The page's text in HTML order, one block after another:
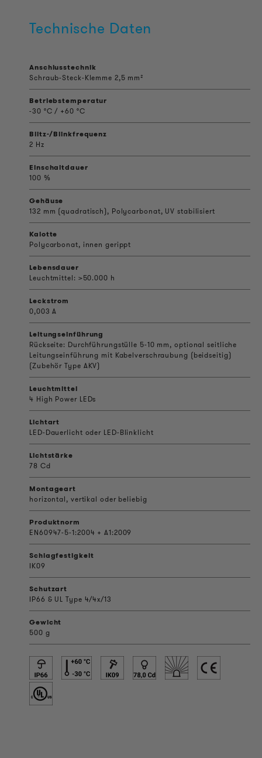
Technische Daten
Anschlusstechnik
Schraub-Steck-Klemme 2,5 mm²
Betriebstemperatur
-30 °C / +60 °C
Blitz-/Blinkfrequenz
2 Hz
Einschaltdauer
100 %
Gehäuse
132 mm (quadratisch), Polycarbonat, UV stabilisiert
Kalotte
Polycarbonat, innen gerippt
Lebensdauer
Leuchtmittel: >50.000 h
Leckstrom
0,003 A
Leitungseinführung
Rückseite: Durchführungstülle 5-10 mm, optional seitliche
Leitungseinführung mit Kabelverschraubung (beidseitig)
(Zubehör Type AKV)
Leuchtmittel
4 High Power LEDs
Lichtart
LED-Dauerlicht oder LED-Blinklicht
Lichtstärke
78 Cd
Montageart
horizontal, vertikal oder beliebig
Produktnorm
EN60947-5-1:2004 + A1:2009
Schlagfestigkeit
IK09
Schutzart
IP66 & UL Type 4/4x/13
Gewicht
500 g